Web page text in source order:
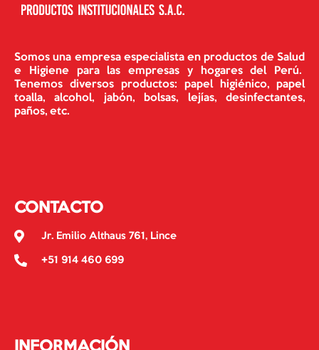
Somos una empresa especialista en productos de Salud
e Higiene para las empresas y hogares del Perú.
Tenemos diversos productos: papel higiénico, papel
toalla, alcohol, jabón, bolsas, lejías, desinfectantes,
paños, etc.
CONTACTO
Jr. Emilio Althaus 761, Lince
+51 914 460 699
INFORMACIÓN